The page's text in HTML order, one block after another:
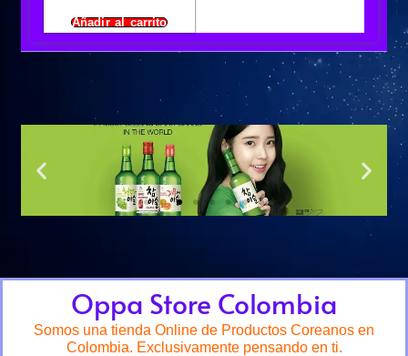
Añadir al carrito
Oppa Store Colombia
Somos una tienda Online de Productos Coreanos en
Colombia. Exclusivamente pensando en ti.